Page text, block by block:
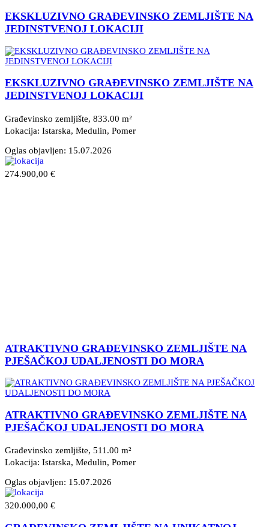
EKSKLUZIVNO GRAĐEVINSKO ZEMLJIŠTE NA
JEDINSTVENOJ LOKACIJI
EKSKLUZIVNO GRAĐEVINSKO ZEMLJIŠTE NA
JEDINSTVENOJ LOKACIJI
Građevinsko zemljište, 833.00 m²
Lokacija: Istarska, Medulin, Pomer
Oglas objavljen: 15.07.2026
274.900,00 €
ATRAKTIVNO GRAĐEVINSKO ZEMLJIŠTE NA
PJEŠAČKOJ UDALJENOSTI DO MORA
ATRAKTIVNO GRAĐEVINSKO ZEMLJIŠTE NA
PJEŠAČKOJ UDALJENOSTI DO MORA
Građevinsko zemljište, 511.00 m²
Lokacija: Istarska, Medulin, Pomer
Oglas objavljen: 15.07.2026
320.000,00 €